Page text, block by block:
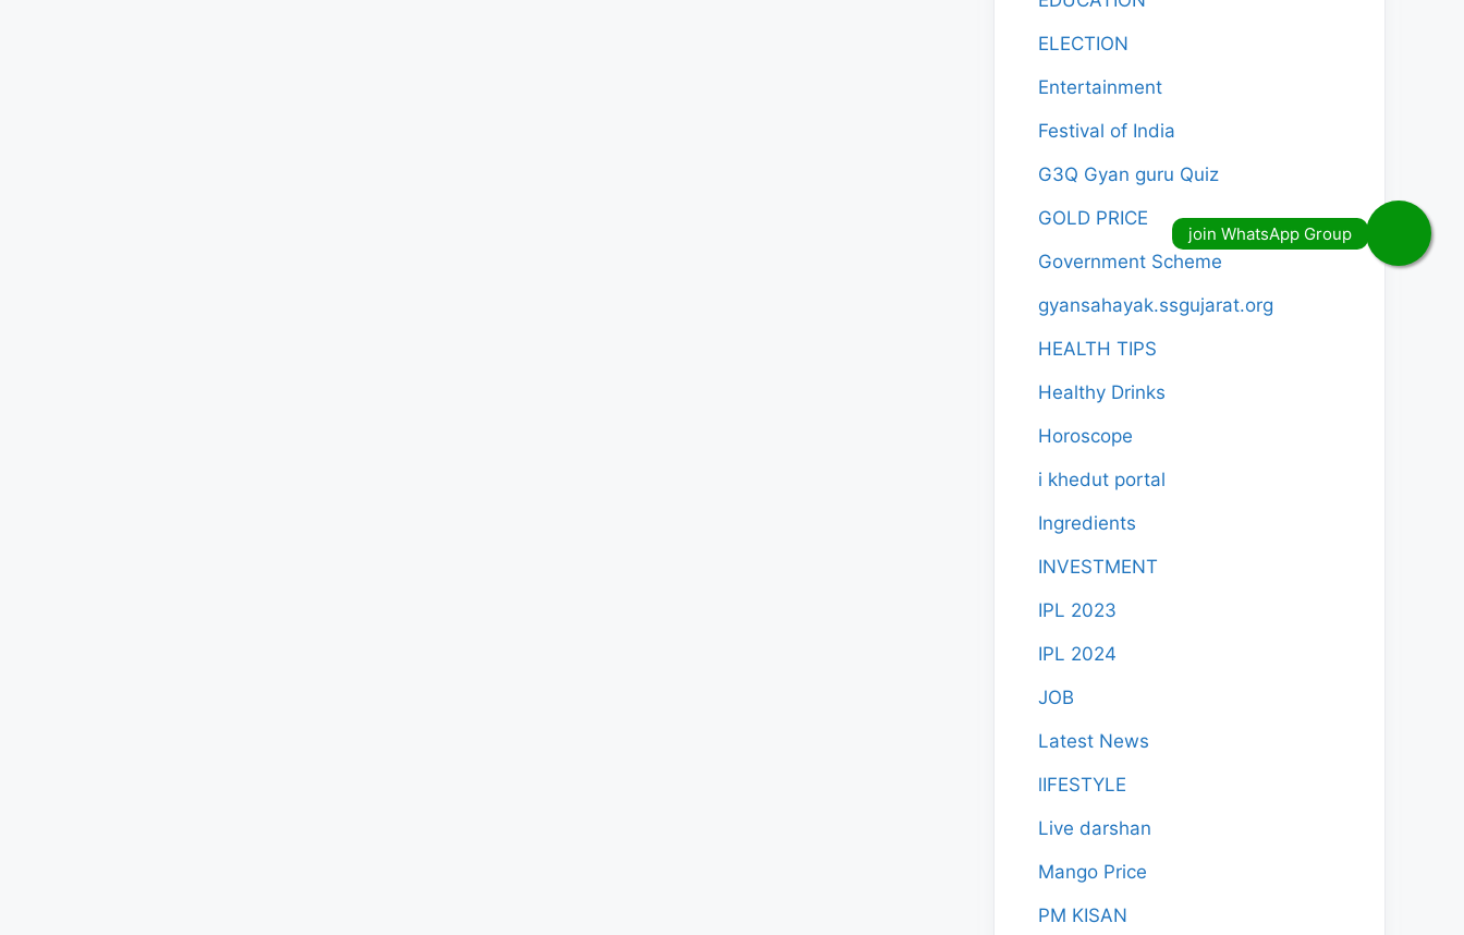
ELECTION
Entertainment
Festival of India
G3Q Gyan guru Quiz
GOLD PRICE
Government Scheme
gyansahayak.ssgujarat.org
HEALTH TIPS
Healthy Drinks
Horoscope
i khedut portal
Ingredients
INVESTMENT
IPL 2023
IPL 2024
JOB
Latest News
lIFESTYLE
Live darshan
Mango Price
PM KISAN